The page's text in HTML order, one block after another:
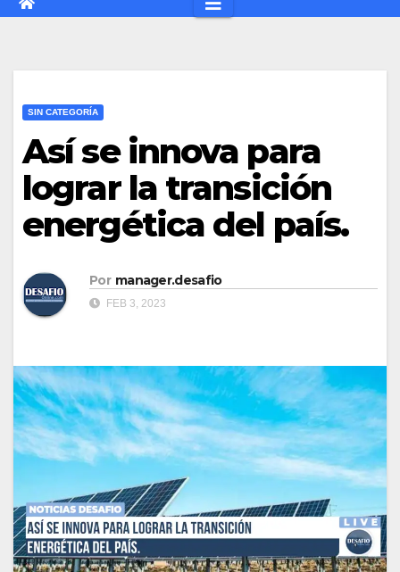
SIN CATEGORÍA
Así se innova para
lograr la transición
energética del país.
Por manager.desafio
FEB 3, 2023